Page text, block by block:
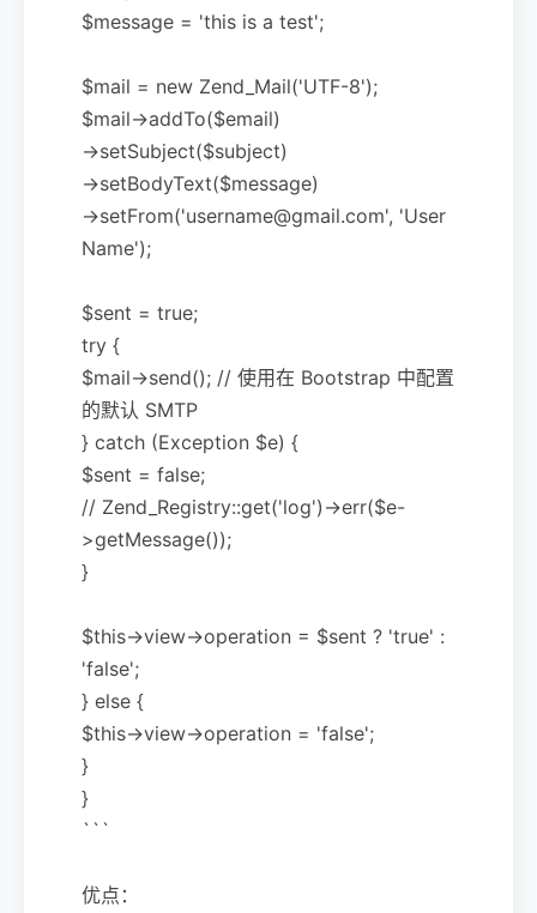
$message = 'this is a test';
$mail = new Zend_Mail('UTF-8');
$mail->addTo($email)
->setSubject($subject)
->setBodyText($message)
->setFrom('username@gmail.com', 'User
Name');
$sent = true;
try {
$mail->send(); // 使用在 Bootstrap 中配置
的默认 SMTP
} catch (Exception $e) {
$sent = false;
// Zend_Registry::get('log')->err($e-
>getMessage());
}
$this->view->operation = $sent ? 'true' :
'false';
} else {
$this->view->operation = 'false';
}
}
```
优点：